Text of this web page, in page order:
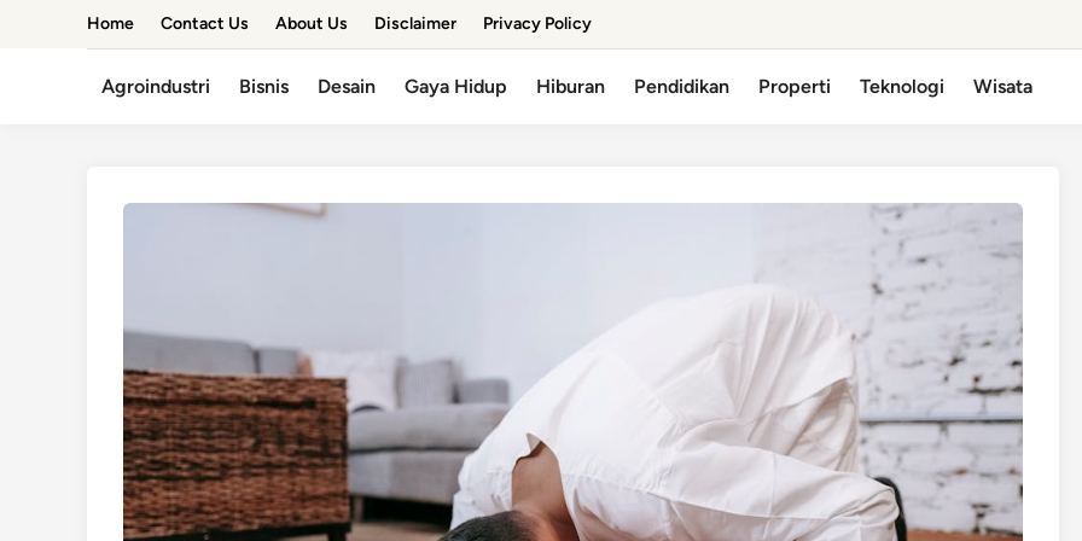
Home Contact Us About Us Disclaimer Privacy Policy
Agroindustri Bisnis Desain Gaya Hidup Hiburan Pendidikan Properti Teknologi Wisata